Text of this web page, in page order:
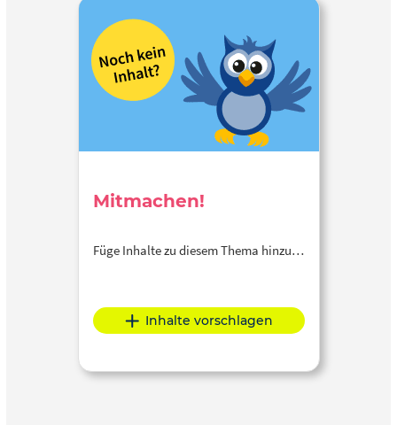
Mitmachen!
Füge Inhalte zu diesem Thema hinzu…
Inhalte vorschlagen